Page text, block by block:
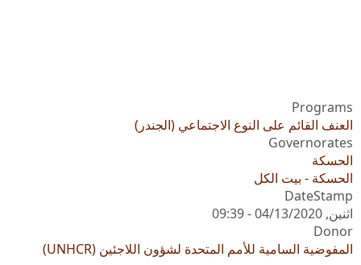
Programs
العنف القائم على النوع الاجتماعي (الجندر)
Governorates
الحسكة
الحسكة - بيت الكل
DateStamp
اثنين, 04/13/2020 - 09:39
Donor
المفوضية السامية للأمم المتحدة لشؤون اللاجئين (UNHCR)